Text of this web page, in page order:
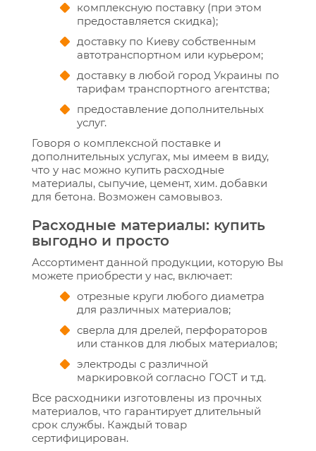
комплексную поставку (при этом
предоставляется скидка);
доставку по Киеву собственным
автотранспортном или курьером;
доставку в любой город Украины по
тарифам транспортного агентства;
предоставление дополнительных
услуг.
Говоря о комплексной поставке и
дополнительных услугах, мы имеем в виду,
что у нас можно купить расходные
материалы, сыпучие, цемент, хим. добавки
для бетона. Возможен самовывоз.
Расходные материалы: купить
выгодно и просто
Ассортимент данной продукции, которую Вы
можете приобрести у нас, включает:
отрезные круги любого диаметра
для различных материалов;
сверла для дрелей, перфораторов
или станков для любых материалов;
электроды с различной
маркировкой согласно ГОСТ и т.д.
Все расходники изготовлены из прочных
материалов, что гарантирует длительный
срок службы. Каждый товар
сертифицирован.